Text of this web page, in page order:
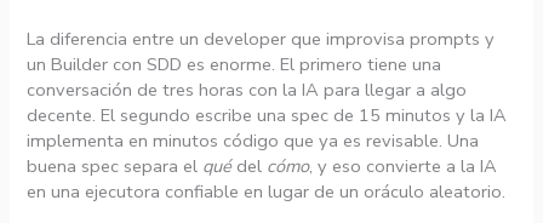
La diferencia entre un developer que improvisa prompts y
un Builder con SDD es enorme. El primero tiene una
conversación de tres horas con la IA para llegar a algo
decente. El segundo escribe una spec de 15 minutos y la IA
implementa en minutos código que ya es revisable. Una
buena spec separa el quédel cómo, y eso convierte a la IA
en una ejecutora confiable en lugar de un oráculo aleatorio.